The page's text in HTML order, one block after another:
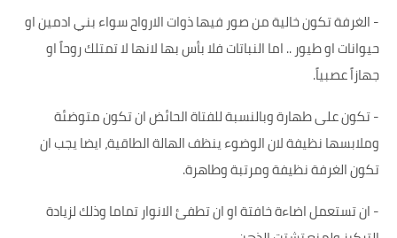
-الغرفة تكون خالية من صور فيها ذوات الارواح سواء بني ادمين او
حيوانات او طيور .. اما النباتات فلا بأس بها لانها لا تمتلك روحاً او
جهازاً عصبياً.
-تكون على طهارة وبالنسبة للفتاة الحائض ان تكون متوضئة
وملابسها نظيفة لان الوضوء ينظف الهالة الطاقية، ايضا يجب ان
تكون الغرفة نظيفة ومرتبة وطاهرة.
-ان تستعمل اضاءة خافتة او ان تطفئ الانوار تماما وذلك لزيادة